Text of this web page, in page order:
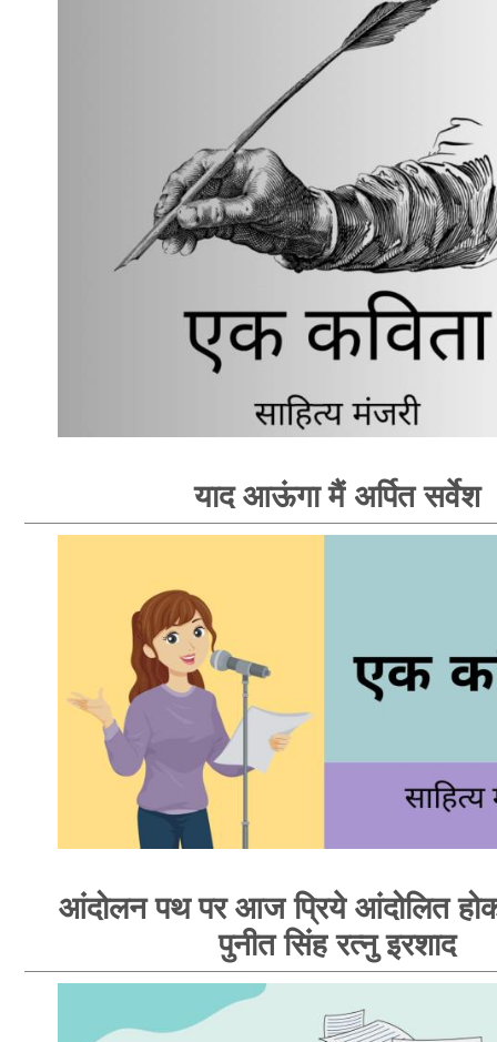
याद आऊंगा मैं अर्पित सर्वेश
आंदोलन पथ पर आज प्रिये आंदोलित
पुनीत सिंह रत्नु इरशाद